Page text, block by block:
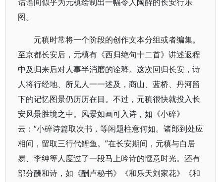
图。
元稹时常将一个阶段的创作文本分组或者编集。
至京都长安后，元稹有《西归绝句十二首》讲述返程
中及归来后对人事半消磨的诠释。这次回归长安，诗
人将行经地、所见人一一述及，商山、蓝桥、丹河留
下的记忆图景仍历历在目。不过，元稹很快就投入长
安风景胜境之中。风景如画可入诗，如《小碎》
云：“小碎诗篇取次书，等闲题柱意何如。诸郎到处应
相问，留取三行代鲤鱼。”在长安期间，元稹与白居
易、李绅等人度过了一段马上吟诗的惬意时光。还有
部分酬和诗，如《酬卢秘书》《和乐天刘家花》《和